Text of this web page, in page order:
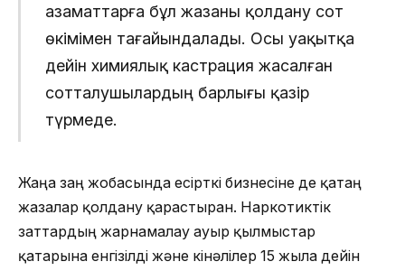
азаматтарға бұл жазаны қолдану сот
өкімімен тағайындалады. Осы уақытқа
дейін химиялық кастрация жасалған
сотталушылардың барлығы қазір
түрмеде.
Жаңа заң жобасында есірткі бизнесіне де қатаң
жазалар қолдану қарастырған. Наркотиктік
заттардың жарнамалау ауыр қылмыстар
қатарына енгізілді және кінәлілер 15 жылға дейін